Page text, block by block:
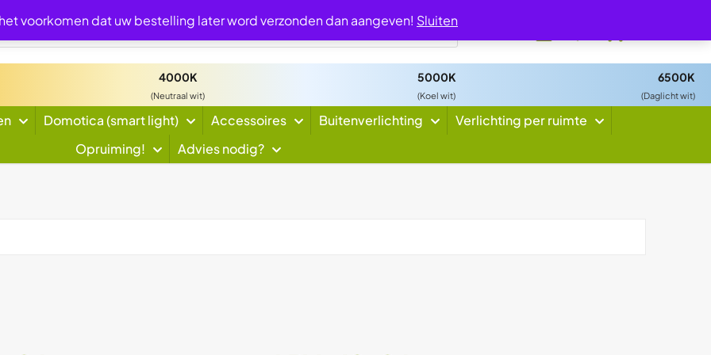
4000K
(Neutraal wit)
5000K
(Koel wit)
6500K
(Daglicht wit)
Domotica (smart light) Accessoires Buitenverlichting
Verlichting per ruimte
Opruiming!
Advies nodig?
voorkomen dat uw bestelling later word verzonden dan aangeven! Sluiten